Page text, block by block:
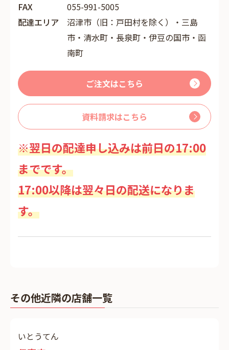
FAX
055-991-5005
配達エリア
沼津市（旧：戸田村を除く）・三島
市・清水町・長泉町・伊豆の国市・函
南町
ご注文はこちら
資料請求はこちら
※翌日の配達申し込みは前日の17:00
までです。
17:00以降は翌々日の配送になりま
す。
その他近隣の店舗一覧
いとうてん